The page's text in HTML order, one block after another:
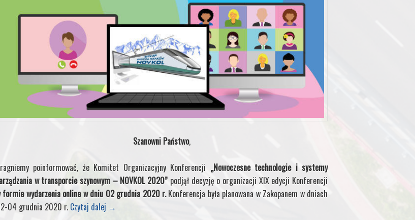
Szanowni Państwo,
poinformować, że Komitet Organizacyjny Konferencji „Nowoczesne technologie i systemy
w transporcie szynowym – NOVKOL 2020” podjął decyzję o organizacji XIX edycji Konferencji
formie wydarzenia online w dniu 02 grudnia 2020 r.Konferencja była planowana w Zakopanem w dniach
04 grudnia 2020 r. Czytaj dalej →